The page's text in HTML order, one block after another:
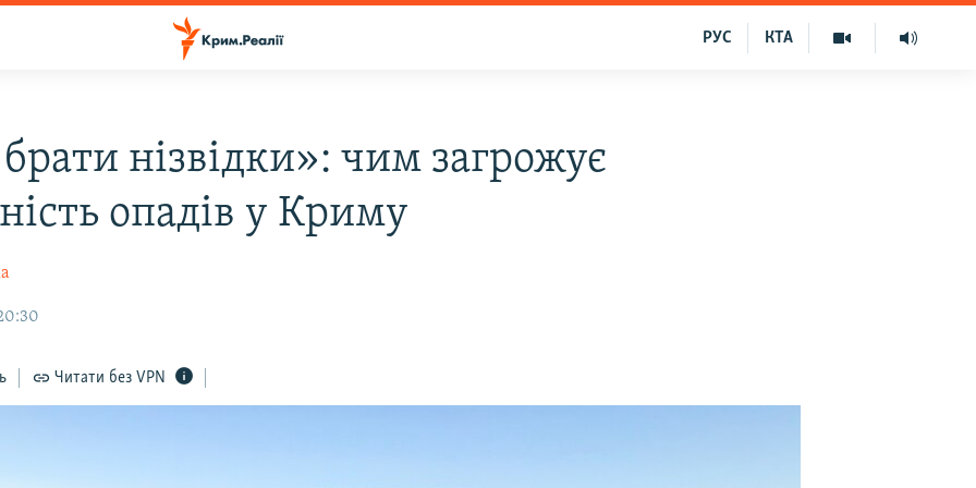
КТА
РУС
нізвідки»: чим загрожує
опадів у Криму
Читати без VPN